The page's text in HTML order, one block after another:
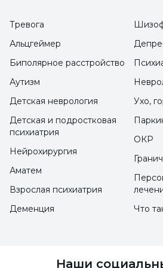
Люди с эмоциональными
Эмоциональные проблемы,
состояния, как депрессия
Люди с творческим
творческим мышлением
склонны к дневным мечтам.
черта не всегда может
Люди с синдромом
рассеянности.
Тревога
Альцгеймер
Биполярное расстройство
Аутизм
Детская неврология
Ухо,
Детская и подростковая
психиатрия
Нейрохирургия
Аматем
Взрослая психиатрия
Деменция
ОКР
Что
Наши